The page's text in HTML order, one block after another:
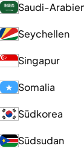
Saudi-
Seychellen
Singapur
Somalia
Südkorea
Südsudan